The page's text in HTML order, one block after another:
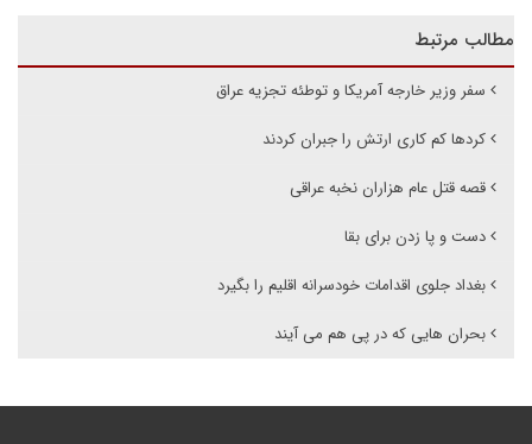
مطالب مرتبط
سفر وزیر خارجه آمریکا و توطئه تجزیه عراق
کردها کم کاری ارتش را جبران کردند
قصه قتل عام هزاران نخبه عراقی
دست و پا زدن برای بقا
بغداد جلوی اقدامات خودسرانه اقلیم را بگیرد
بحران هایی که در پی هم می آیند